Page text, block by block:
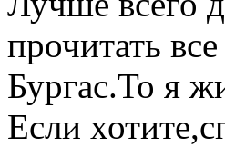
прочитать
Бургас.То я
Если